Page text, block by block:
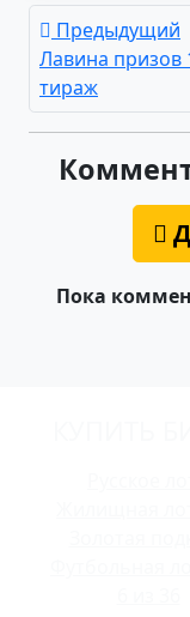
Предыдущий
Лавина призов
тираж
Пока